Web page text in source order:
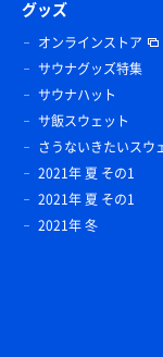
グッズ
オンラインストア
サウナグッズ特集
サウナハット
サ飯スウェット
さうないきたいスウ
2021年 夏 その1
2021年 夏 その1
2021年 冬